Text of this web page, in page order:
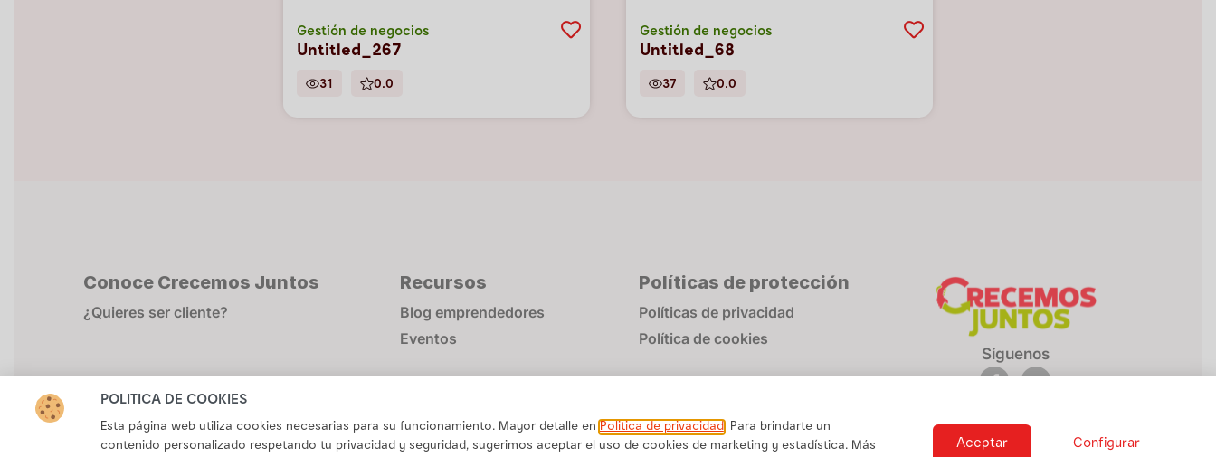
Gestión de negocios
Untitled_267
31 0.0
Gestión de negocios
Untitled_68
37 0.0
Conoce Crecemos Juntos
¿Quieres ser cliente?
Recursos
Blog emprendedores
Eventos
Políticas de protección
Políticas de privacidad
Política de cookies
Síguenos
POLÍTICA DE COOKIES
Esta página web utiliza cookies necesarias para su funcionamiento. Mayor detalle en Politica de privacidad. Para brindarte un
contenido personalizado respetando tu privacidad y seguridad, sugerimos aceptar el uso de cookies de marketing y estadística. Más
Aceptar Configurar